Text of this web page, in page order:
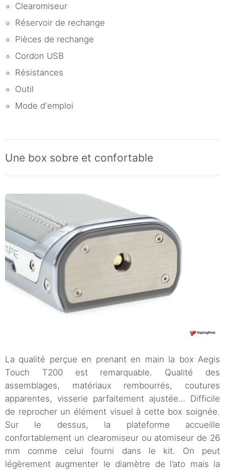
Clearomiseur
Réservoir de rechange
Pièces de rechange
Cordon USB
Résistances
Outil
Mode d'emploi
Une box sobre et confortable
La qualité perçue en prenant en main la box Aegis
Touch T200 est remarquable. Qualité des
assemblages, matériaux rembourrés, coutures
apparentes, visserie parfaitement ajustée… Difficile
de reprocher un élément visuel à cette box soignée.
Sur le dessus, la plateforme accueille
confortablement un clearomiseur ou atomiseur de 26
mm comme celui fourni dans le kit. On peut
légèrement augmenter le diamètre de l’ato mais la